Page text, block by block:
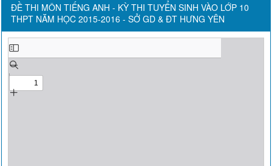
ĐỀ THI MÔN TIẾNG ANH - KỲ THI TUYỂN SINH VÀO LỚP 10
THPT NĂM HỌC 2015-2016 - SỞ GD & ĐT HƯNG YÊN